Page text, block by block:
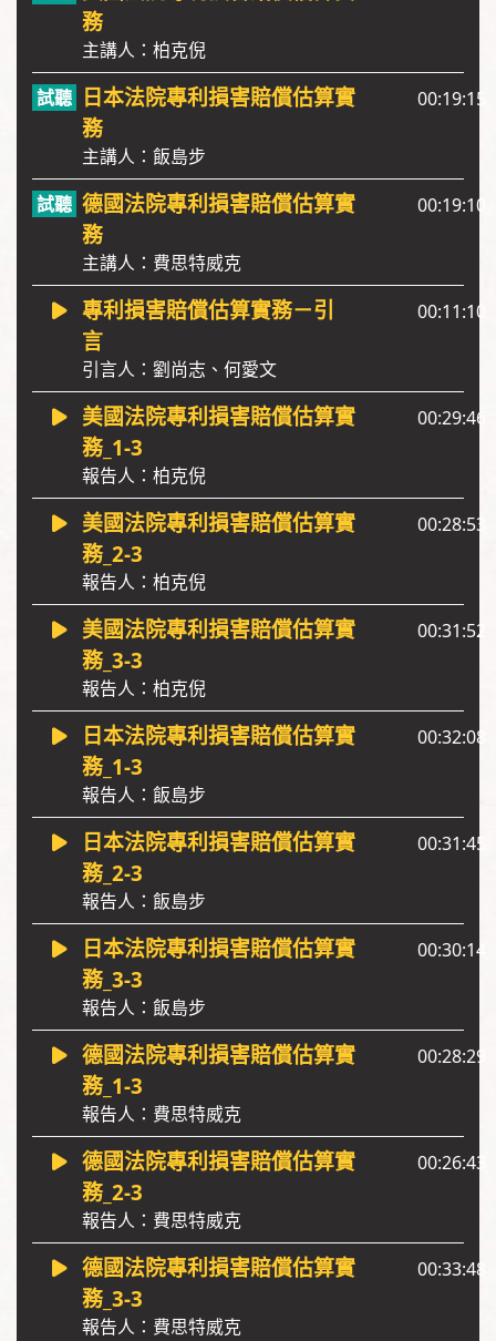
務
主講人：柏克倪
日本法院專利損害賠償估算實
務
主講人：飯島步
00:19:15
德國法院專利損害賠償估算實
務
主講人：費思特威克
00:19:10
專利損害賠償估算實務－引
言
引言人：劉尚志、何愛文
00:11:10
美國法院專利損害賠償估算實
務_1-3
報告人：柏克倪
00:29:46
美國法院專利損害賠償估算實
務_2-3
報告人：柏克倪
00:28:53
美國法院專利損害賠償估算實
務_3-3
報告人：柏克倪
00:31:52
日本法院專利損害賠償估算實
務_1-3
報告人：飯島步
00:32:08
日本法院專利損害賠償估算實
務_2-3
報告人：飯島步
00:31:45
日本法院專利損害賠償估算實
務_3-3
報告人：飯島步
00:30:14
德國法院專利損害賠償估算實
務_1-3
報告人：費思特威克
00:28:29
德國法院專利損害賠償估算實
務_2-3
報告人：費思特威克
00:26:43
德國法院專利損害賠償估算實
務_3-3
報告人：費思特威克
00:33:48